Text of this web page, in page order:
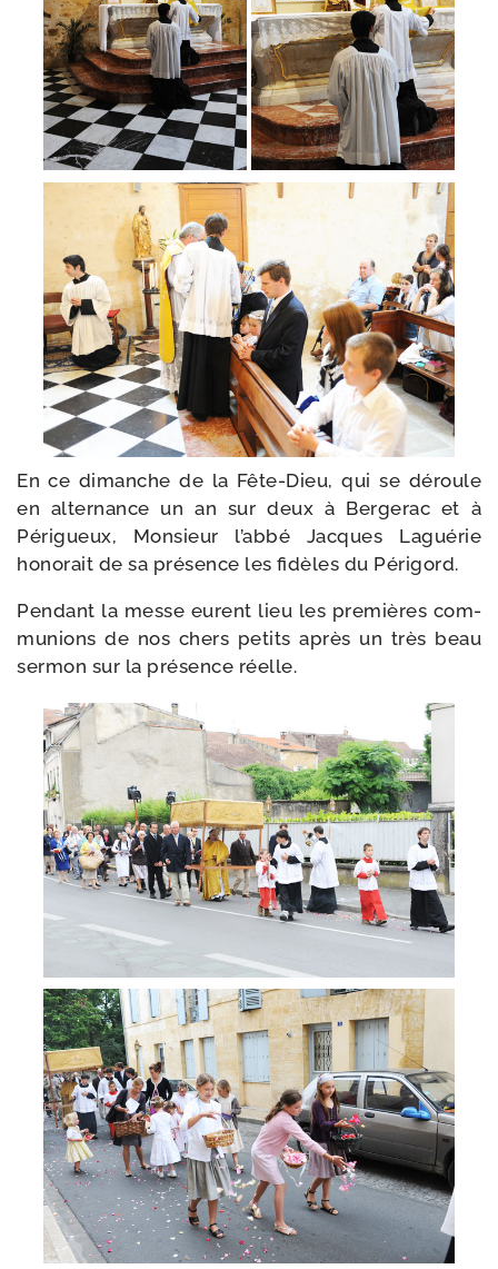
En ce dimanche de la Fête-​Dieu, qui se déroule
en alter­nance un an sur deux à Bergerac et à
Périgueux, Monsieur l’ab­bé Jacques Laguérie
hono­rait de sa pré­sence les fidèles du Périgord.
Pendant la messe eurent lieu les pre­mières com­
mu­nions de nos chers petits après un très beau
ser­mon sur la pré­sence réelle.